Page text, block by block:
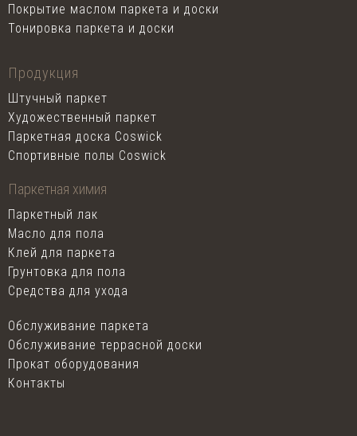
Покрытие маслом паркета и доски
Тонировка паркета и доски
Продукция
Штучный паркет
Художественный паркет
Паркетная доска Coswick
Спортивные полы Coswick
Паркетная химия
Паркетный лак
Масло для пола
Клей для паркета
Грунтовка для пола
Средства для ухода
Обслуживание паркета
Обслуживание террасной доски
Прокат оборудования
Контакты